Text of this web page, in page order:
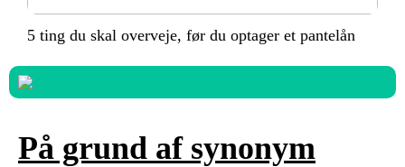
5 ting du skal overveje, før du optager et pantelån
På grund af synonym